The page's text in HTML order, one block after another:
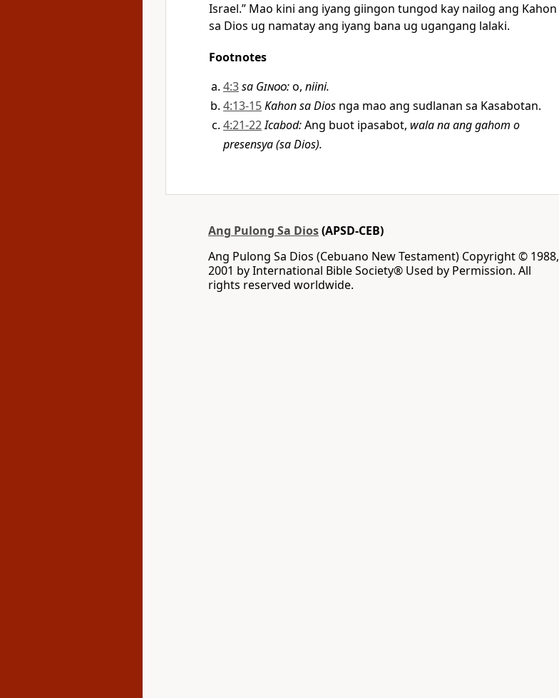
Israel.” Mao kini ang iyang giingon tungod kay nailog ang Kahon
sa Dios ug namatay ang iyang bana ug ugangang lalaki.
Footnotes
4:3sa Ginoo:o, niini.
4:13-15Kahon sa Dios nga mao ang sudlanan sa Kasabotan.
4:21-22Icabod:Ang buot ipasabot, wala na ang gahom o
presensya (sa Dios).
Ang Pulong Sa Dios(APSD-CEB)
Ang Pulong Sa Dios (Cebuano New Testament) Copyright © 1988,
2001 by International Bible Society® Used by Permission. All
rights reserved worldwide.